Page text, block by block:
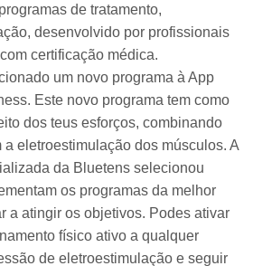
de tratamento,
desenvolvido por profissionais
certificação médica.
um novo programa à App
Este novo programa tem como
dos teus esforços, combinando
eletroestimulação dos músculos. A
da Bluetens selecionou
os programas da melhor
a atingir os objetivos. Podes ativar
físico ativo a qualquer
de eletroestimulação e seguir